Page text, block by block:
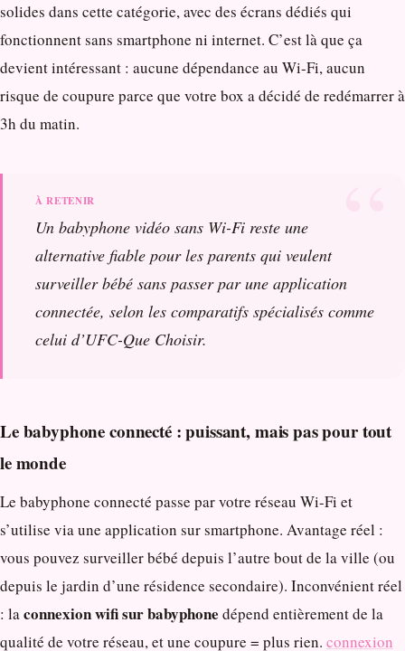
solides dans cette catégorie, avec des écrans dédiés qui
fonctionnent sans smartphone ni internet. C’est là que ça
devient intéressant : aucune dépendance au Wi-Fi, aucun
risque de coupure parce que votre box a décidé de redémarrer à
3h du matin.
Un babyphone vidéo sans Wi-Fi reste une
alternative fiable pour les parents qui veulent
surveiller bébé sans passer par une application
connectée, selon les comparatifs spécialisés comme
celui d’UFC-Que Choisir.
Le babyphone connecté : puissant, mais pas pour tout
le monde
Le babyphone connecté passe par votre réseau Wi-Fi et
s’utilise via une application sur smartphone. Avantage réel :
vous pouvez surveiller bébé depuis l’autre bout de la ville (ou
depuis le jardin d’une résidence secondaire). Inconvénient réel
: laconnexion wifi sur babyphone dépend entièrement de la
qualité de votre réseau, et une coupure = plus rien. connexion